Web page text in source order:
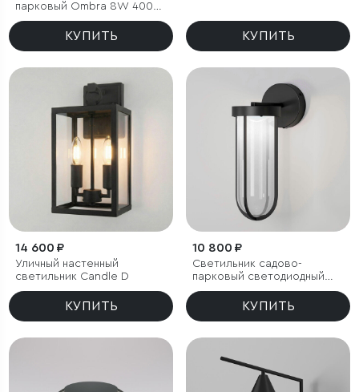
парковый Ombra 8W 4000K
черный
КУПИТЬ КУПИТЬ
14 600 ₽
Уличный настенный
светильник Candle D
КУПИТЬ
10 800 ₽
Светильник садово-
парковый светодиодный
Ritz черный
КУПИТЬ